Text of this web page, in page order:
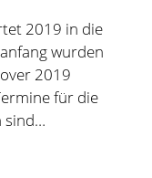
email-
form
github
2019 in die
wurden
2019
für die
sind…